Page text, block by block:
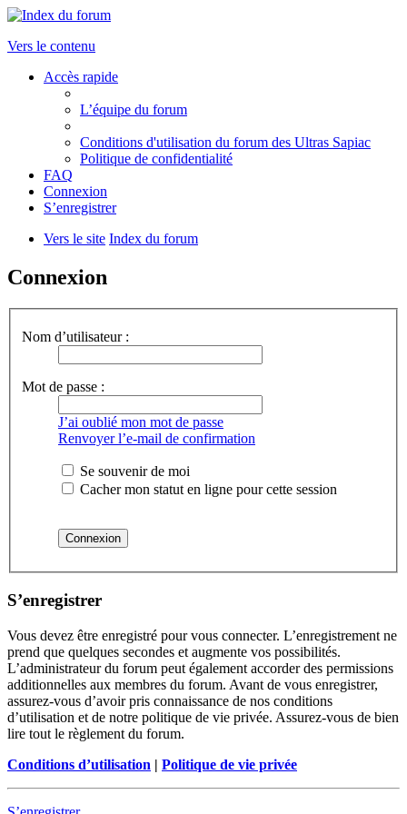
Vers le contenu
Accès rapide
L’équipe du forum
Conditions d'utilisation du forum des Ultras Sapiac
Politique de confidentialité
FAQ
Connexion
S’enregistrer
Vers le site Index du forum
Connexion
Nom d’utilisateur :
Mot de passe :
J’ai oublié mon mot de passe
Renvoyer l’e-mail de confirmation
Se souvenir de moi
Cacher mon statut en ligne pour cette session
S’enregistrer
Vous devez être enregistré pour vous connecter. L’enregistrement ne
prend que quelques secondes et augmente vos possibilités.
L’administrateur du forum peut également accorder des permissions
additionnelles aux membres du forum. Avant de vous enregistrer,
assurez-vous d’avoir pris connaissance de nos conditions
d’utilisation et de notre politique de vie privée. Assurez-vous de bien
lire tout le règlement du forum.
Conditions d’utilisation | Politique de vie privée